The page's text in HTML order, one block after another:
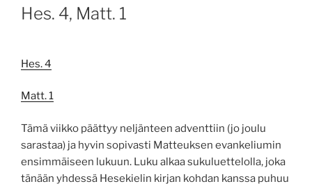
Hes. 4, Matt. 1
Hes. 4
Matt. 1
Tämä viikko päättyy neljänteen adventtiin (jo joulu
sarastaa) ja hyvin sopivasti Matteuksen evankeliumin
ensimmäiseen lukuun. Luku alkaa sukuluettelolla, joka
tänään yhdessä Hesekielin kirjan kohdan kanssa puhuu